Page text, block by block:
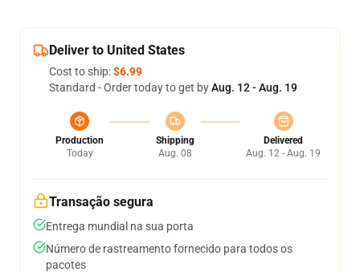
Deliver to United States
Cost to ship:$6.99
Standard - Order today to get byAug. 12 - Aug. 19
Production
Today
Shipping
Aug. 08
Delivered
Aug. 12 - Aug. 19
Transação segura
Entrega mundial na sua porta
Número de rastreamento fornecido para todos os
pacotes